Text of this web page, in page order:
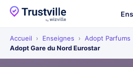
Accueil › Enseignes › Adopt Parfums
Adopt Gare du Nord Eurostar